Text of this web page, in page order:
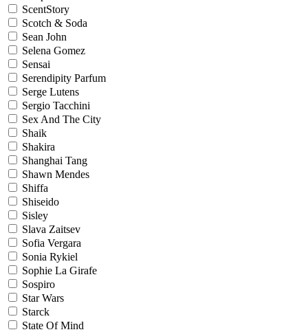
ScentStory
Scotch & Soda
Sean John
Selena Gomez
Sensai
Serendipity Parfum
Serge Lutens
Sergio Tacchini
Sex And The City
Shaik
Shakira
Shanghai Tang
Shawn Mendes
Shiffa
Shiseido
Sisley
Slava Zaitsev
Sofia Vergara
Sonia Rykiel
Sophie La Girafe
Sospiro
Star Wars
Starck
State Of Mind